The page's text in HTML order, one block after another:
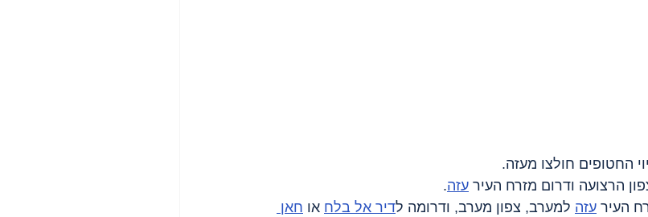
עזה.
עזה למערב, צפון מערב, ודרומה לדיר אל בלח או חאן